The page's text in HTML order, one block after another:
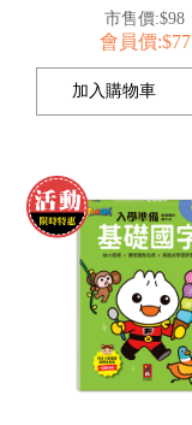
市售價:$98
會員價:$77